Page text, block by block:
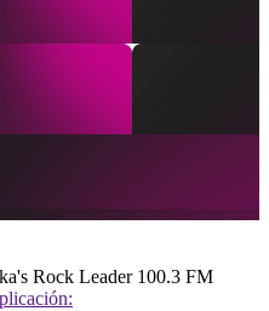
Rock Leader 100.3 FM